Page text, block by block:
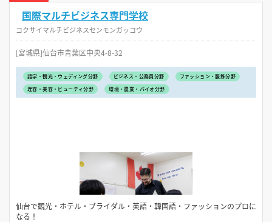
国際マルチビジネス専門学校
コクサイマルチビジネスセンモンガッコウ
[宮城県]仙台市青葉区中央4-8-32
語学・観光・ウェディング分野 ビジネス・公務員分野
ファッション・服飾分野
理容・美容・ビューティ分野
環境・農業・バイオ分野
仙台で観光・ホテル・ブライダル・英語・韓国語・ファッションのプロに
なる！